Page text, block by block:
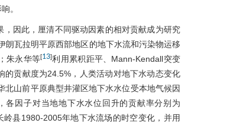
。
因此，厘清不同驱动因素的相对贡献成为研究
朗瓦拉明平原西部地区的地下水流和污染物运移
朱永华等[13]利用累积距平、Mann-Kendall突变
贡献度为24.5%，人类活动对地下水动态变化
北山前平原典型井灌区地下水水位受本地气候因
因子对当地地下水水位回升的贡献率分别为
县1980-2005年地下水流场的时空变化，并用